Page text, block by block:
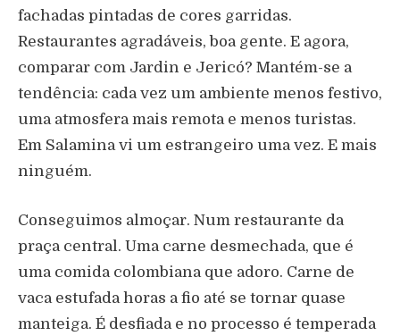
fachadas pintadas de cores garridas.
Restaurantes agradáveis, boa gente. E agora,
comparar com Jardin e Jericó? Mantém-se a
tendência: cada vez um ambiente menos festivo,
uma atmosfera mais remota e menos turistas.
Em Salamina vi um estrangeiro uma vez. E mais
ninguém.
Conseguimos almoçar. Num restaurante da
praça central. Uma carne desmechada, que é
uma comida colombiana que adoro. Carne de
vaca estufada horas a fio até se tornar quase
manteiga. É desfiada e no processo é temperada